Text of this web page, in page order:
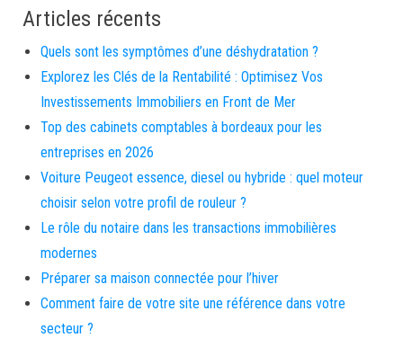
Articles récents
Quels sont les symptômes d’une déshydratation ?
Explorez les Clés de la Rentabilité : Optimisez Vos
Investissements Immobiliers en Front de Mer
Top des cabinets comptables à bordeaux pour les
entreprises en 2026
Voiture Peugeot essence, diesel ou hybride : quel moteur
choisir selon votre profil de rouleur ?
Le rôle du notaire dans les transactions immobilières
modernes
Préparer sa maison connectée pour l’hiver
Comment faire de votre site une référence dans votre
secteur ?